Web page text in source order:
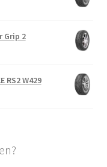
Grip 2
RS2 W429